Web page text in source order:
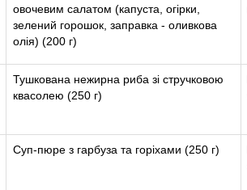
овочевим салатом (капуста, огірки,
зелений горошок, заправка - оливкова
олія) (200 г)
Тушкована нежирна риба зі стручковою
квасолею (250 г)
Суп-пюре з гарбуза та горіхами (250 г)